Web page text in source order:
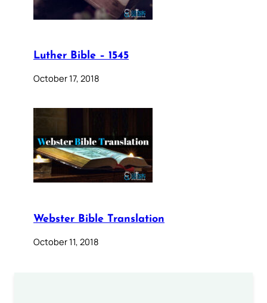
Luther Bible – 1545
October 17, 2018
Webster Bible Translation
October 11, 2018